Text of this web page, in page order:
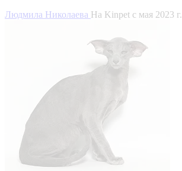
Людмила Николаева На Kinpet c мая 2023 г.